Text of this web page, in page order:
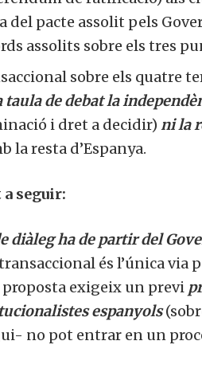
del pacte assolit pels
assolits sobre els tres
sobre els quatre
taula de debat la
i dret a decidir) ni la
la resta d’Espanya.
seguir:
diàleg ha de partir del
és l’única via
exigeix un previ
espanyols
no pot entrar en un